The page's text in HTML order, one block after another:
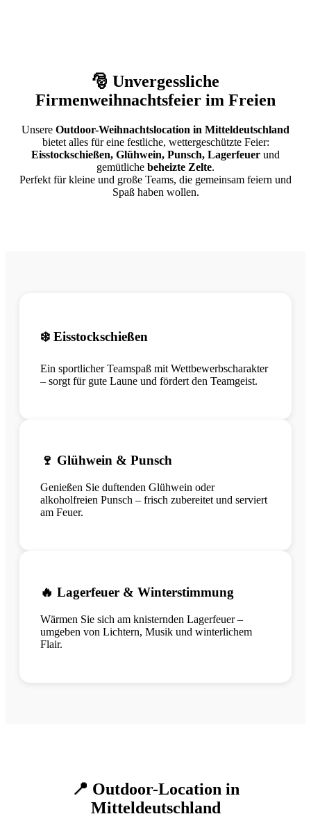
🎅 Unvergessliche
Firmenweihnachtsfeier im Freien
Unsere Outdoor-Weihnachtslocation in Mitteldeutschland
bietet alles für eine festliche, wettergeschützte Feier:
Eisstockschießen, Glühwein, Punsch, Lagerfeuer und
gemütliche beheizte Zelte.
Perfekt für kleine und große Teams, die gemeinsam feiern und
Spaß haben wollen.
❄️ Eisstockschießen
Ein sportlicher Teamspaß mit Wettbewerbscharakter
– sorgt für gute Laune und fördert den Teamgeist.
🍷 Glühwein & Punsch
Genießen Sie duftenden Glühwein oder
alkoholfreien Punsch – frisch zubereitet und serviert
am Feuer.
🔥 Lagerfeuer & Winterstimmung
Wärmen Sie sich am knisternden Lagerfeuer –
umgeben von Lichtern, Musik und winterlichem
Flair.
📍 Outdoor-Location in
Mitteldeutschland